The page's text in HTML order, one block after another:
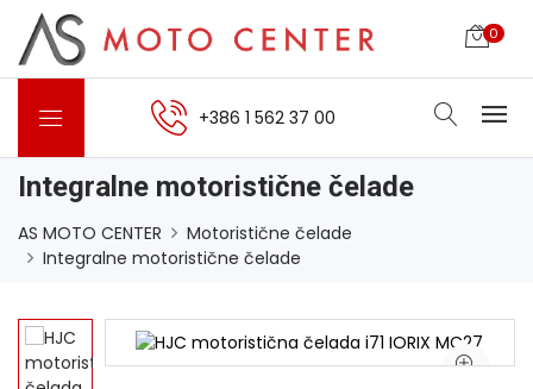
0
+386 1 562 37 00
Integralne motoristične čelade
AS MOTO CENTER
Motoristične čelade
Integralne motoristične čelade